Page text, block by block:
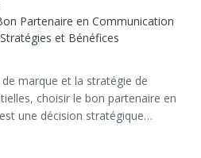
Partenaire en Communication
et Bénéfices
marque et la stratégie de
choisir le bon partenaire en
une décision stratégique…